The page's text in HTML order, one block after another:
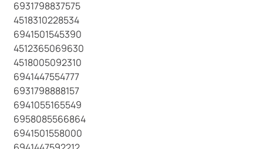
6931798837575
4518310228534
6941501545390
4512365069630
4518005092310
6941447554777
6931798888157
6941055165549
6958085566864
6941501558000